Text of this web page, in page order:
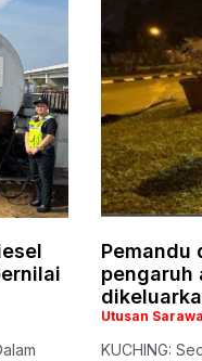
Pemandu
pengaruh
Utusan
KUCHING: